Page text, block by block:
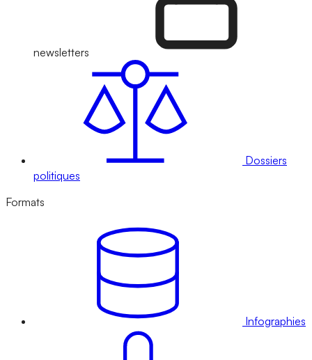
newsletters
Dossiers
politiques
Formats
Infographies